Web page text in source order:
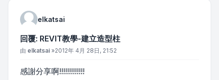
elkatsai
回覆: REVIT教學-建立造型柱
文章
由 elkatsai »2012年 4月 28日, 21:52
感謝分享啊!!!!!!!!!!!!!